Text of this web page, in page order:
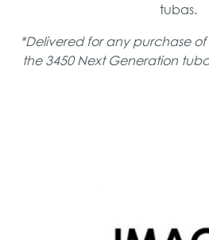
tubas.
*Delivered for any purchase
the 3450 Next Generation